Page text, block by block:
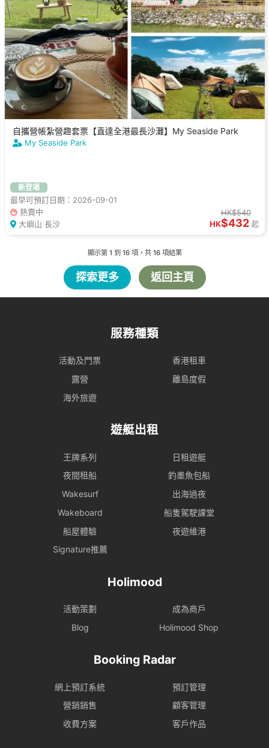
自攜營帳紮營趣套票【直達全港最長沙灘】My Seaside Park
My Seaside Park
新登場
最早可預訂日期：2026-09-01
熱賣中
大嶼山 長沙
HK$540
HK$432 起
顯示第 1 到 16 項，共 16 項結果
探索更多 返回主頁
服務種類
活動及門票
香港租車
露營
離島度假
海外旅遊
遊艇出租
王牌系列
日租遊艇
夜間租船
釣墨魚包船
Wakesurf
出海過夜
Wakeboard
船隻駕駛課堂
船屋體驗
夜遊維港
Signature推薦
Holimood
活動策劃
成為商戶
Blog
Holimood Shop
Booking Radar
網上預訂系統
預訂管理
營銷銷售
顧客管理
收費方案
客戶作品